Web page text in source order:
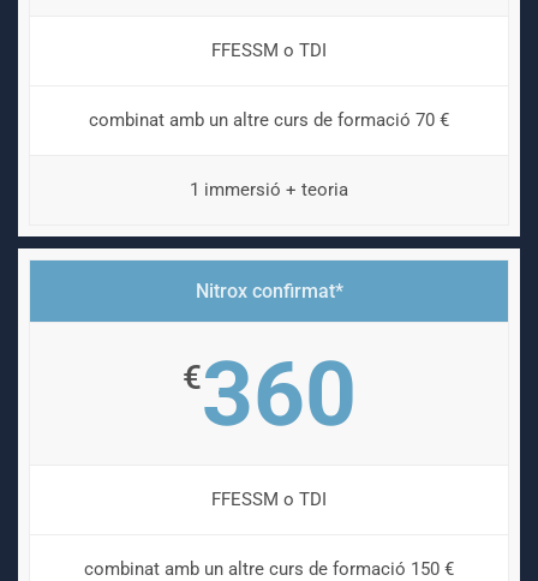
FFESSM o TDI
combinat amb un altre curs de formació 70 €
1 immersió + teoria
Nitrox confirmat*
€360
FFESSM o TDI
combinat amb un altre curs de formació 150 €